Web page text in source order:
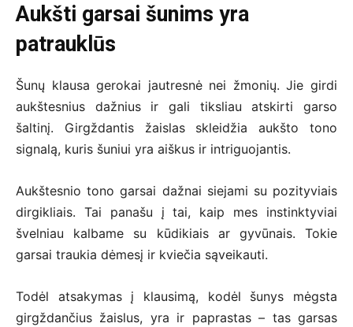
Aukšti garsai šunims yra
patrauklūs
Šunų klausa gerokai jautresnė nei žmonių. Jie girdi
aukštesnius dažnius ir gali tiksliau atskirti garso
šaltinį. Girgždantis žaislas skleidžia aukšto tono
signalą, kuris šuniui yra aiškus ir intriguojantis.
Aukštesnio tono garsai dažnai siejami su pozityviais
dirgikliais. Tai panašu į tai, kaip mes instinktyviai
švelniau kalbame su kūdikiais ar gyvūnais. Tokie
garsai traukia dėmesį ir kviečia sąveikauti.
Todėl atsakymas į klausimą, kodėl šunys mėgsta
girgždančius žaislus, yra ir paprastas – tas garsas